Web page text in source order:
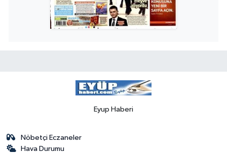
Eyup Haberi
Nöbetçi Eczaneler
Hava Durumu